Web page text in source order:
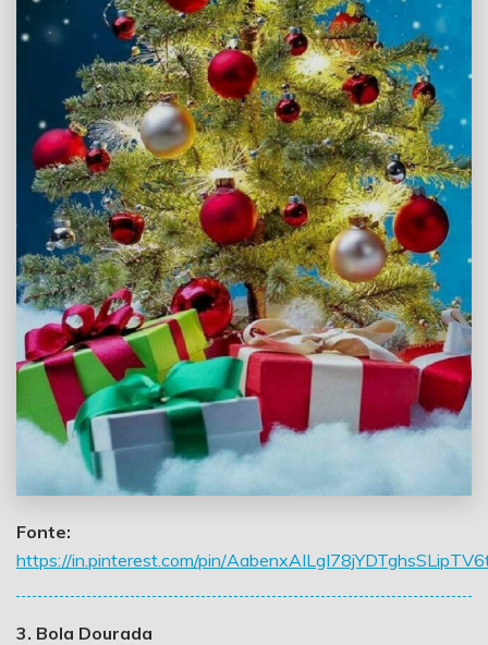
Repare suas fotos, melhore a qualidade e restaure
momentos preciosos com uma solução baseada em
IA.
Vamos lá
Teste Online
Fonte:
https://in.pinterest.com/pin/
3. Bola Dourada